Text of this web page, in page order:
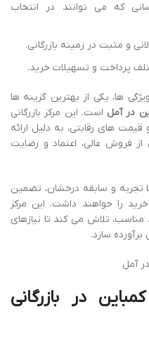
که می توانند در انتخاب
و مثبت در زمینه بازرگانی.
پرداخت و تسهیلات خرید.
ها، یکی از بهترین گزینه ها
در آمل است. این مرکز بازرگانی
های رقابتی، به دلیل ارائه
عالی، اعتماد و رضایت
تجربه و سابقه درخشان، تضمین
را خواهند داشت. این مرکز
مناسب، تلاش می کند تا نیازهای
سازد.
در بازرگانی